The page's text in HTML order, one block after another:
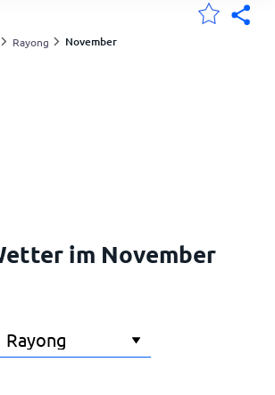
Rayong November
im November